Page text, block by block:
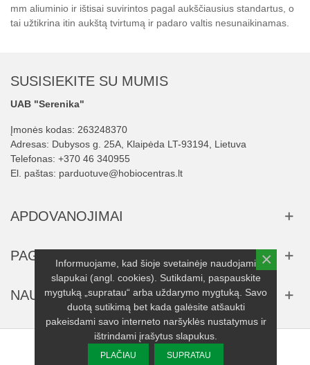
mm aliuminio ir ištisai suvirintos pagal aukščiausius standartus, o
tai užtikrina itin aukštą tvirtumą ir padaro valtis nesunaikinamas.
SUSISIEKITE SU MUMIS
UAB "Serenika"
Įmonės kodas: 263248370
Adresas: Dubysos g. 25A, Klaipėda LT-93194, Lietuva
Telefonas: +370 46 340955
El. paštas: parduotuve@hobiocentras.lt
APDOVANOJIMAI
PAGALBA
NAUJIENLAIŠKIS
© 2025 UAB "Serenika" visos teisės saugomos.
Informuojame, kad šioje svetainėje naudojami
slapukai (angl. cookies). Sutikdami, paspauskite
mygtuką „supratau“ arba uždarymo mygtuką. Savo
duotą sutikimą bet kada galėsite atšaukti
pakeisdami savo interneto naršyklės nustatymus ir
ištrindami įrašytus slapukus.
PLAČIAU SUPRATAU
×